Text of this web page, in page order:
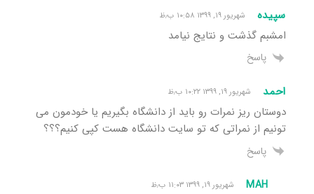
سپیده شهریور ۱۹, ۱۳۹۹ ۱۰:۵۸ ب٫ظ
امشبم گذشت و نتایج نیامد
پاسخ
احمد شهریور ۱۹, ۱۳۹۹ ۱۰:۲۲ ب٫ظ
دوستان ریز نمرات رو باید از دانشگاه بگیریم یا خودمون می
تونیم از نمراتی که تو سایت دانشگاه هست کپی کنیم؟؟؟
پاسخ
MAH شهریور ۱۹, ۱۳۹۹ ۱۱:۰۳ ب٫ظ